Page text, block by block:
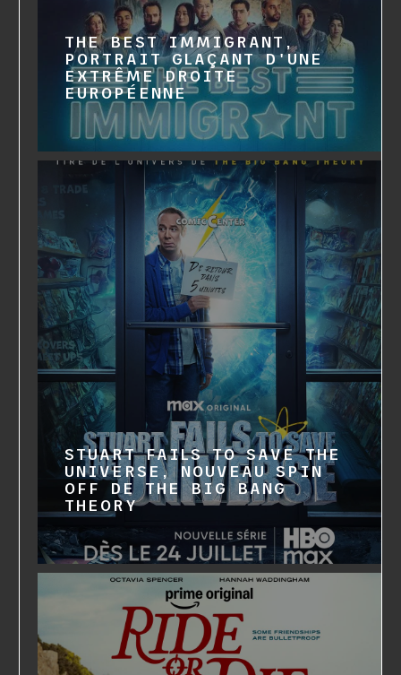
THE BEST IMMIGRANT,
PORTRAIT GLAÇANT D'UNE
EXTRÊME DROITE
EUROPÉENNE
STUART FAILS TO SAVE THE
UNIVERSE, NOUVEAU SPIN
OFF DE THE BIG BANG
THEORY